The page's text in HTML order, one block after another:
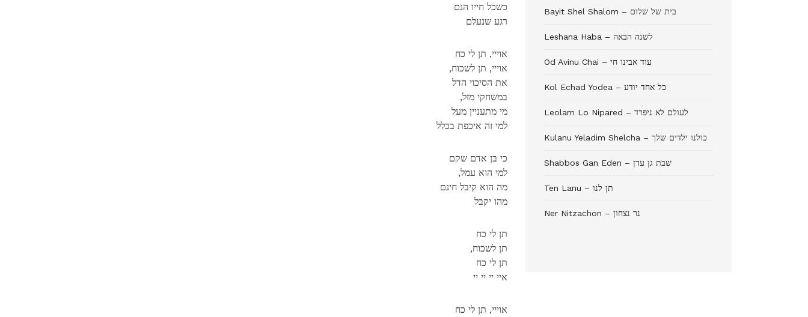
כשכל חייו הנם
רגע שנעלם
אוייי, תן לי כח
,אוייי, תן לשכוח
את הסיכוי הדל
,במשחקי מזל
מי מתעניין מעל
למי זה איכפת בכלל
כי בן אדם שקם
,למי הוא עמל
מה הוא קיבל חינם
מהו יקבל
תן לי כח
,תן לשכוח
תן לי כח
איי יי יי יי
אוייי, תן לי כח
Bayit Shel Shalom – בית של שלום
Leshana Haba – לשנה הבאה
Od Avinu Chai – עוד אבינו חי
Kol Echad Yodea – כל אחד יודע
Leolam Lo Nipared – לעולם לא ניפרד
Kulanu Yeladim Shelcha – כולנו ילדים שלך
Shabbos Gan Eden – שבת גן עדן
Ten Lanu – תן לנו
Ner Nitzachon – נר נצחון